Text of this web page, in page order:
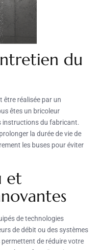
du
être réalisée par un
êtes un bricoleur
instructions du fabricant.
la durée de vie de
les buses pour éviter
et
de technologies
de débit ou des systèmes
de réduire votre